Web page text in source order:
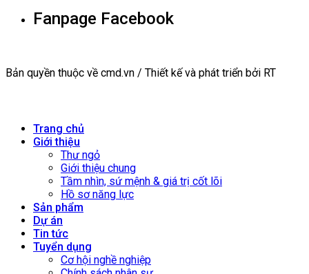
Fanpage Facebook
Bản quyền thuộc về cmd.vn / Thiết kế và phát triển bởi RT
Trang chủ
Giới thiệu
Thư ngỏ
Giới thiệu chung
Tầm nhìn, sứ mệnh & giá trị cốt lõi
Hồ sơ năng lực
Sản phẩm
Dự án
Tin tức
Tuyển dụng
Cơ hội nghề nghiệp